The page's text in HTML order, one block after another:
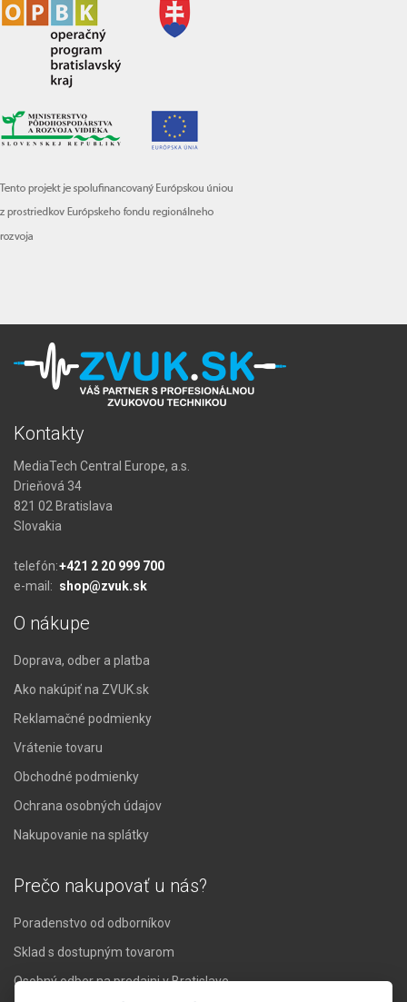
Kontakty
MediaTech Central Europe, a.s.
Drieňová 34
821 02 Bratislava
Slovakia
telefón:+421 2 20 999 700
e-mail: shop@zvuk.sk
O nákupe
Doprava, odber a platba
Ako nakúpiť na ZVUK.sk
Reklamačné podmienky
Vrátenie tovaru
Obchodné podmienky
Ochrana osobných údajov
Nakupovanie na splátky
Prečo nakupovať u nás?
Poradenstvo od odborníkov
Sklad s dostupným tovarom
Osobný odber na predajni v Bratislave